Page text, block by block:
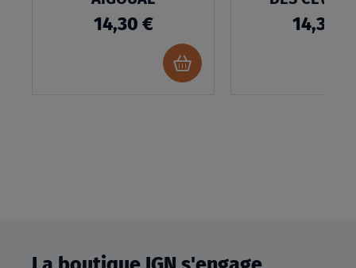
14,30 €
Ajouter
au
14,30 €